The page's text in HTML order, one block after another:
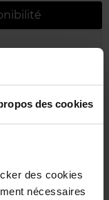
des cookies
des cookies
nécessaires